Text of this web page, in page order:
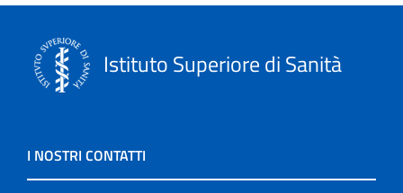
Istituto Superiore di Sanità
I NOSTRI CONTATTI